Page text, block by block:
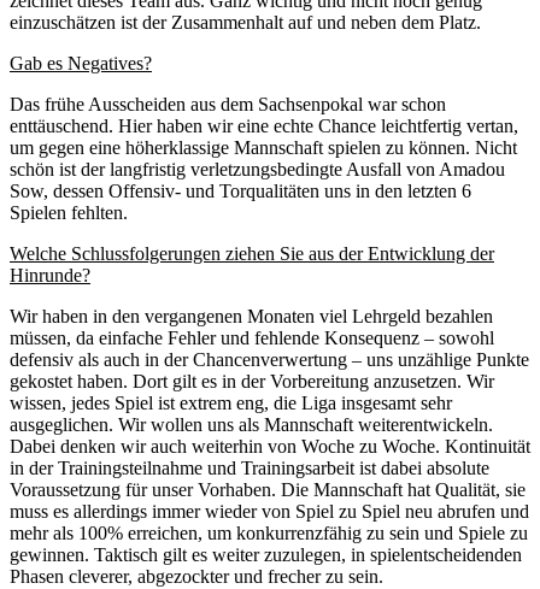
einzuschätzen ist der Zusammenhalt auf und neben dem Platz.
Gab es Negatives?
Das frühe Ausscheiden aus dem Sachsenpokal war schon
enttäuschend. Hier haben wir eine echte Chance leichtfertig vertan,
um gegen eine höherklassige Mannschaft spielen zu können. Nicht
schön ist der langfristig verletzungsbedingte Ausfall von Amadou
Sow, dessen Offensiv- und Torqualitäten uns in den letzten 6
Spielen fehlten.
Welche Schlussfolgerungen ziehen Sie aus der Entwicklung der
Hinrunde?
Wir haben in den vergangenen Monaten viel Lehrgeld bezahlen
müssen, da einfache Fehler und fehlende Konsequenz – sowohl
defensiv als auch in der Chancenverwertung – uns unzählige Punkte
gekostet haben. Dort gilt es in der Vorbereitung anzusetzen. Wir
wissen, jedes Spiel ist extrem eng, die Liga insgesamt sehr
ausgeglichen. Wir wollen uns als Mannschaft weiterentwickeln.
Dabei denken wir auch weiterhin von Woche zu Woche. Kontinuität
in der Trainingsteilnahme und Trainingsarbeit ist dabei absolute
Voraussetzung für unser Vorhaben. Die Mannschaft hat Qualität, sie
muss es allerdings immer wieder von Spiel zu Spiel neu abrufen und
mehr als 100% erreichen, um konkurrenzfähig zu sein und Spiele zu
gewinnen. Taktisch gilt es weiter zuzulegen, in spielentscheidenden
Phasen cleverer, abgezockter und frecher zu sein.